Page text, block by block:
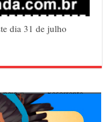
dia 31 de julho